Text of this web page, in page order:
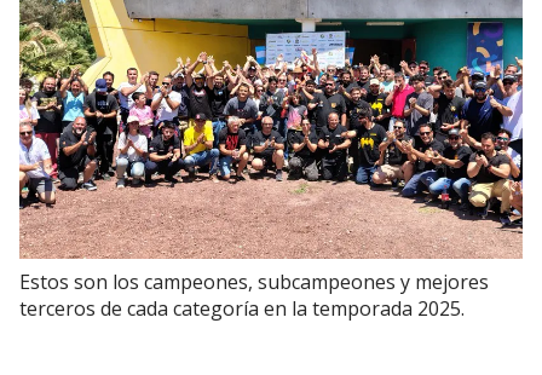
Estos son los campeones, subcampeones y mejores
terceros de cada categoría en la temporada 2025.